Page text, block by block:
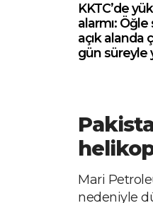
KKTC’de
alarmı:
açık alanda
gün süreyle
Mari
nedeniyle